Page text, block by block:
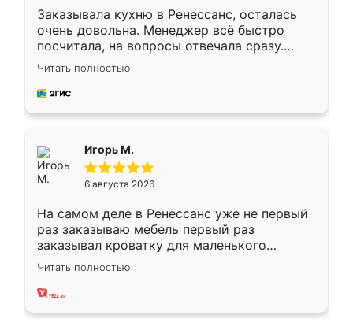
Заказывала кухню в Ренессанс, осталась
очень довольна. Менеджер всё быстро
посчитала, на вопросы отвечала сразу.
Замерщик приехал в субботу, подошёл к
делу со всей ответственностью. Собрали
за день, ребята работали аккуратно, даже
Читать полностью
Игорь М.
6 августа 2026
На самом деле в Ренессанс уже не первый
раз заказываю мебель первый раз
заказывал кроватку для маленького
ребёнка при его рождении ,во второй раз
заказал шкаф-купе. По качеству очень
хорошее сборка достаточно быстрая,
Читать полностью